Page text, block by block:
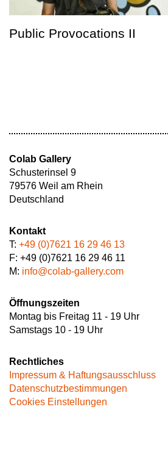
Public Provocations II
Colab Gallery
Schusterinsel 9
79576 Weil am Rhein
Deutschland
Kontakt
T: +49 (0)7621 16 29 46 13
F: +49 (0)7621 16 29 46 11
M: info@colab-gallery.com
Öffnungszeiten
Montag bis Freitag 11 - 19 Uhr
Samstags 10 - 19 Uhr
Rechtliches
Impressum & Haftungsausschluss
Datenschutzbestimmungen
Cookies Einstellungen